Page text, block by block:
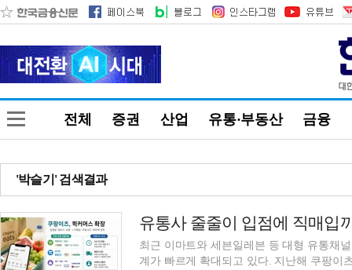
전체 증권 산업 유통·부동산 금융
'박슬기' 검색결과
최근 이마트와 세븐일레븐 등 대형 유통채
계가 빠르게 확대되고 있다. 지난해 쿠팡이